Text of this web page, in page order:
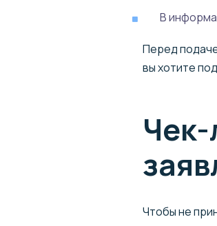
В
Перед
вы хотите
Чек-
Чтобы не